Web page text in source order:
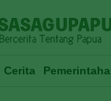
Cerita